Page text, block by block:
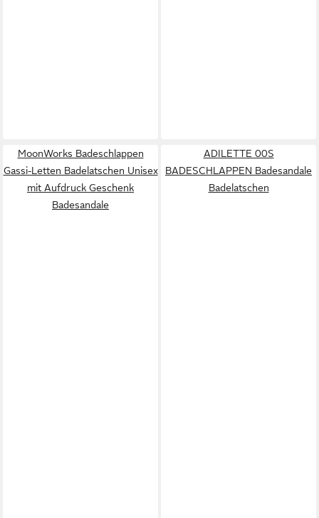
MoonWorks Badeschlappen
Gassi-Letten Badelatschen Unisex
mit Aufdruck Geschenk
Badesandale
ADILETTE 00S
BADESCHLAPPEN Badesandale
Badelatschen